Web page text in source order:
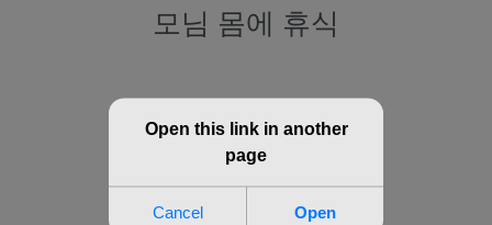
모님 몸에 휴식